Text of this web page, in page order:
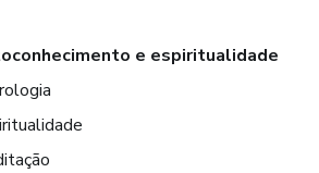
e espiritualidade